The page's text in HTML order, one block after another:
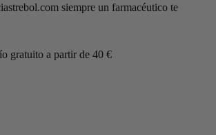
siempre un farmacéutico te
gratuito a partir de 40 €